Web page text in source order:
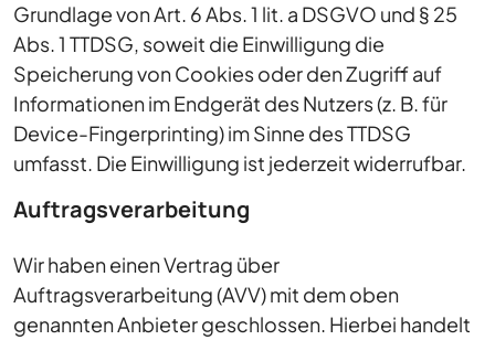
Grundlage von Art. 6 Abs. 1 lit. a DSGVO und § 25
Abs. 1 TTDSG, soweit die Einwilligung die
Speicherung von Cookies oder den Zugriff auf
Informationen im Endgerät des Nutzers (z. B. für
Device-Fingerprinting) im Sinne des TTDSG
umfasst. Die Einwilligung ist jederzeit widerrufbar.
Auftragsverarbeitung
Wir haben einen Vertrag über
Auftragsverarbeitung (AVV) mit dem oben
genannten Anbieter geschlossen. Hierbei handelt